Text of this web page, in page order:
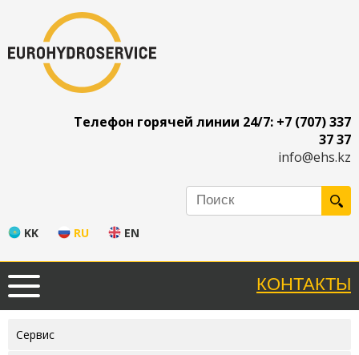
Телефон горячей линии 24/7: +7 (707) 337
37 37
info@ehs.kz
KK RU EN
КОНТАКТЫ
Сервис